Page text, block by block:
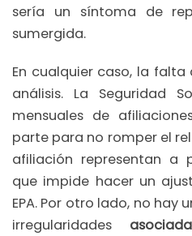
sería un síntoma de
sumergida.
En cualquier caso, la
análisis. La Seguridad
mensuales de
parte para no romper el
afiliación representan a
que impide hacer un
EPA. Por otro lado, no hay
irregularidades